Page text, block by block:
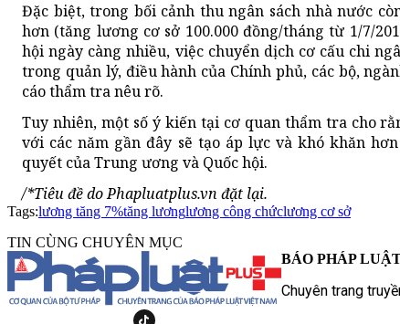
Đặc biệt, trong bối cảnh thu ngân sách nhà nước
hơn (tăng lương cơ sở 100.000 đồng/tháng từ 1/7/
hội ngày càng nhiều, việc chuyển dịch cơ cấu chi
trong quản lý, điều hành của Chính phủ, các bộ,
cáo thẩm tra nêu rõ.
Tuy nhiên, một số ý kiến tại cơ quan thẩm tra cho
với các năm gần đây sẽ tạo áp lực và khó khăn
quyết của Trung ương và Quốc hội.
/*Tiêu đề do Phapluatplus.vn đặt lại.
Tags:lương tăng 7%tăng lươnglương công chứclương cơ sở
TIN CÙNG CHUYÊN MỤC
BÁO PHÁP
Chuyên trang